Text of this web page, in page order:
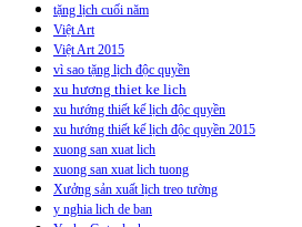
tặng lịch cuối năm
Việt Art
Việt Art 2015
vì sao tặng lịch độc quyền
xu hương thiet ke lich
xu hướng thiết kế lịch độc quyền
xu hướng thiết kế lịch độc quyền 2015
xuong san xuat lich
xuong san xuat lich tuong
Xưởng sản xuất lịch treo tường
y nghia lich de ban